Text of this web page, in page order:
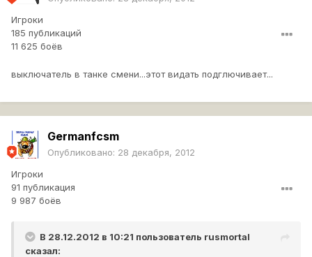
Игроки
185 публикаций
11 625 боёв
выключатель в танке смени...этот видать подглючивает...
Germanfcsm
Опубликовано: 28 декабря, 2012
Игроки
91 публикация
9 987 боёв
В 28.12.2012 в 10:21 пользователь rusmortal
сказал: